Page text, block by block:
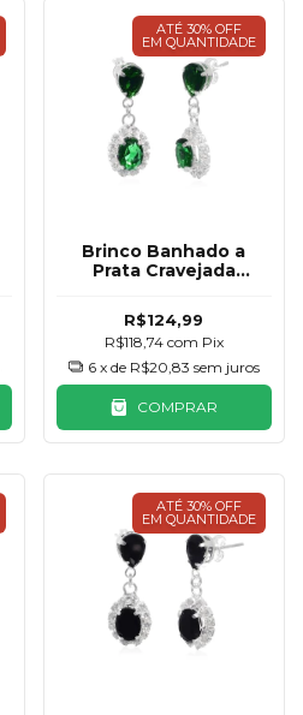
ATÉ 30% OFF
EM QUANTIDADE
Brinco Banhado a
Prata Cravejada
R$124,99
R$118,74 com Pix
6 x de R$20,83 sem juros
COMPRAR
ATÉ 30% OFF
EM QUANTIDADE